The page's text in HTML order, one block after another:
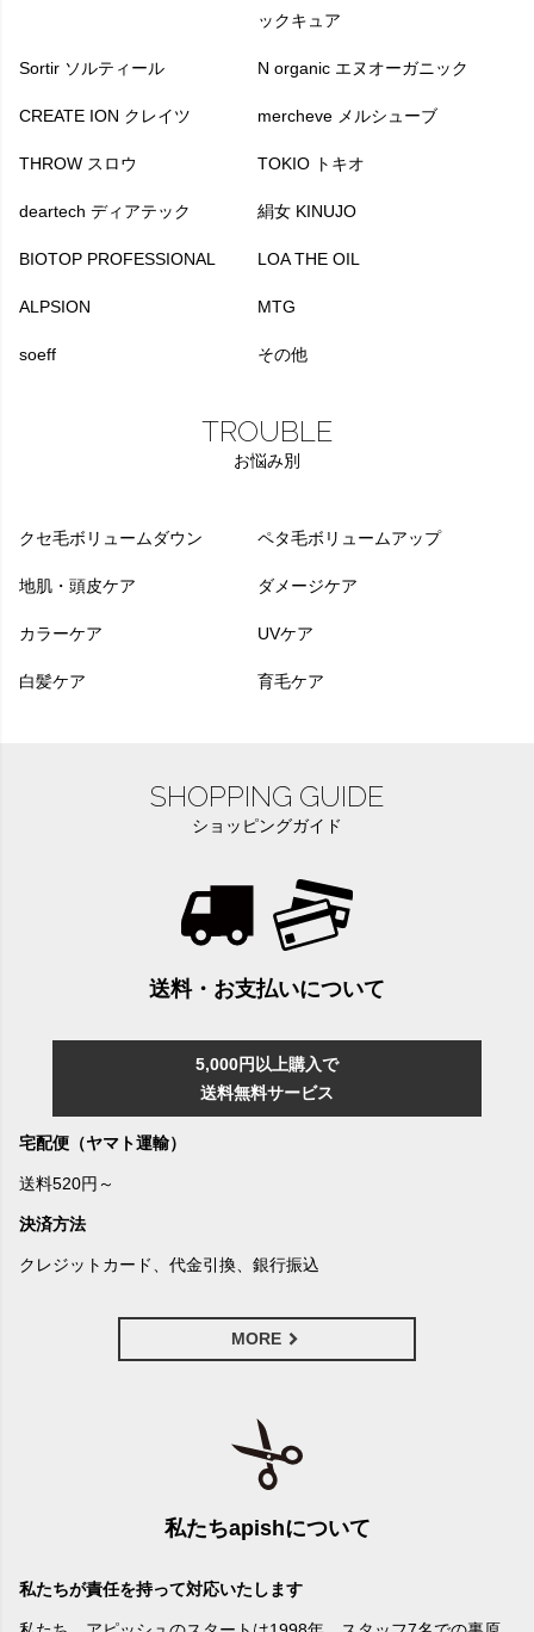
ックキュア
Sortir ソルティール N organic エヌオーガニック
CREATE ION クレイツ mercheve メルシューブ
THROW スロウ TOKIO トキオ
deartech ディアテック 絹女 KINUJO
BIOTOP PROFESSIONAL LOA THE OIL
ALPSION MTG
soeff その他
TROUBLE
お悩み別
クセ毛ボリュームダウン ペタ毛ボリュームアップ
地肌・頭皮ケア ダメージケア
カラーケア UVケア
白髪ケア 育毛ケア
SHOPPING GUIDE
ショッピングガイド
送料・お支払いについて
5,000円以上購入で
送料無料サービス
宅配便（ヤマト運輸）
送料520円～
決済方法
クレジットカード、代金引換、銀行振込
MORE
私たちapishについて
私たちが責任を持って対応いたします